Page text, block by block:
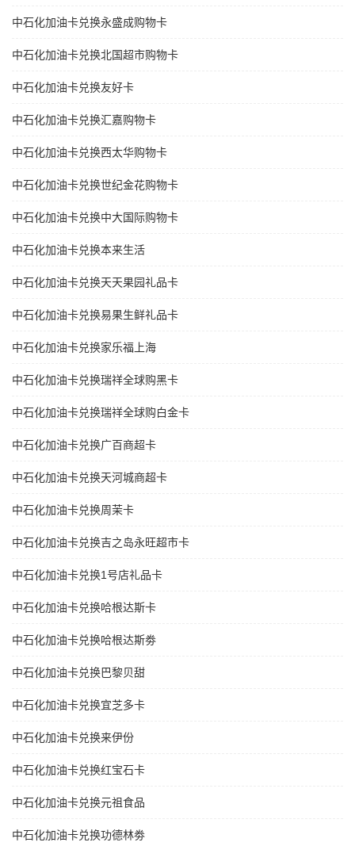
中石化加油卡兑换永盛成购物卡
中石化加油卡兑换北国超市购物卡
中石化加油卡兑换友好卡
中石化加油卡兑换汇嘉购物卡
中石化加油卡兑换西太华购物卡
中石化加油卡兑换世纪金花购物卡
中石化加油卡兑换中大国际购物卡
中石化加油卡兑换本来生活
中石化加油卡兑换天天果园礼品卡
中石化加油卡兑换易果生鲜礼品卡
中石化加油卡兑换家乐福上海
中石化加油卡兑换瑞祥全球购黑卡
中石化加油卡兑换瑞祥全球购白金卡
中石化加油卡兑换广百商超卡
中石化加油卡兑换天河城商超卡
中石化加油卡兑换周茉卡
中石化加油卡兑换吉之岛永旺超市卡
中石化加油卡兑换1号店礼品卡
中石化加油卡兑换哈根达斯卡
中石化加油卡兑换哈根达斯劵
中石化加油卡兑换巴黎贝甜
中石化加油卡兑换宜芝多卡
中石化加油卡兑换来伊份
中石化加油卡兑换红宝石卡
中石化加油卡兑换元祖食品
中石化加油卡兑换功德林劵